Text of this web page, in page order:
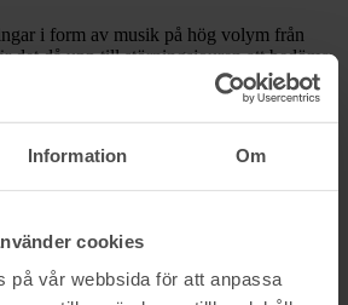
Information Om
cookies
på vår webbsida för att anpassa
i form av musik på hög volym från
det då upp till störningsjouren att bedöma
ej? Fäster hyresnämnden stor vikt vid
i en ev tvist?
jurist